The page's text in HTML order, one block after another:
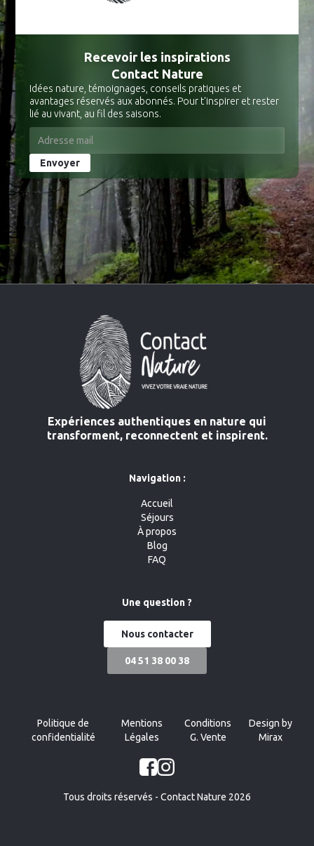
Recevoir les inspirations
Contact Nature
Idées nature, témoignages, conseils pratiques et
avantages réservés aux abonnés. Pour t'inspirer et rester
lié au vivant, au fil des saisons.
Expériences authentiques en nature qui
transforment, reconnectent et inspirent.
Navigation :
Accueil
Séjours
À propos
Blog
FAQ
Une question ?
Nous contacter
04 51 38 00 38
Tous droits réservés - Contact Nature 2026
Politique de
confidentialité
Mentions
Légales
Conditions
G. Vente
Design by
Mirax